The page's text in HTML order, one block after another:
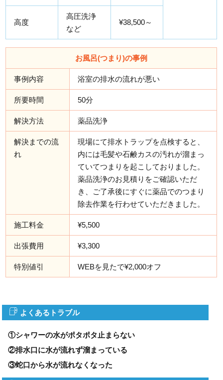
高度
高圧洗浄
など
¥38,500～
お風呂(つまり)の事例
事例内容 浴室の排水の流れが悪い
所要時間 50分
解決方法 薬品洗浄
解決までの流
れ
現場にて排水トラップを点検すると、
内には毛髪や石鹸カスの汚れが溜まっ
ていてつまりを起こしておりました。
薬品洗浄のお見積りをご確認いただ
き、ご了承後にすぐに薬品でのつまり
除去作業を行わせていただきました。
施工料金 ¥5,500
出張費用 ¥3,300
特別値引 WEBを見たで¥2,000オフ
よくあるトラブル
①シャワーの水がポタポタ止まらない
②排水口に水が流れず溜まっている
③蛇口から水が流れなくなった